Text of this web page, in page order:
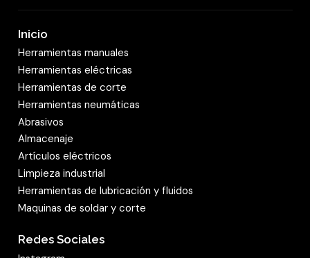
Inicio
Herramientas manuales
Herramientas eléctricas
Herramientas de corte
Herramientas neumáticas
Abrasivos
Almacenaje
Artículos eléctricos
Limpieza industrial
Herramientas de lubricación y fluidos
Maquinas de soldar y corte
Redes Sociales